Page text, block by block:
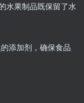
水果制品既保留了水
添加剂，确保食品